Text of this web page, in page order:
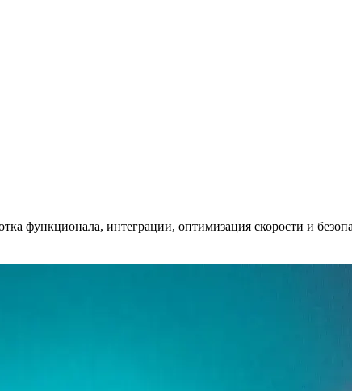
функционала, интеграции, оптимизация скорости и